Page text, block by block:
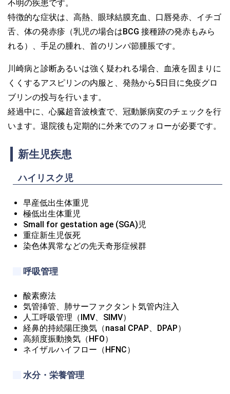
不明の疾患です。
特徴的な症状は、高熱、眼球結膜充血、口唇発赤、イチゴ
舌、体の発赤疹（乳児の場合はBCG 接種跡の発赤もみら
れる）、手足の腫れ、首のリンパ節腫脹です。
川崎病と診断あるいは強く疑われる場合、血液を固まりに
くくするアスピリンの内服と、発熱から5日目に免疫グロ
ブリンの投与を行います。
経過中に、心臓超音波検査で、冠動脈病変のチェックを行
います。退院後も定期的に外来でのフォローが必要です。
新生児疾患
ハイリスク児
早産低出生体重児
極低出生体重児
Small for gestation age (SGA)児
重症新生児仮死
染色体異常などの先天奇形症候群
呼吸管理
酸素療法
気管挿管、肺サーファクタント気管内注入
人工呼吸管理（IMV、SIMV）
経鼻的持続陽圧換気（nasal CPAP、DPAP）
高頻度振動換気（HFO）
ネイザルハイフロー（HFNC）
水分・栄養管理